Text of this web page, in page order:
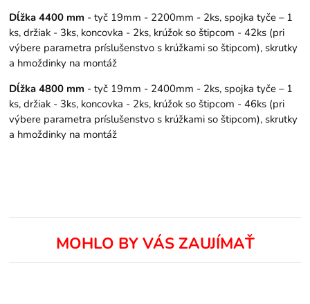
Dĺžka 4400 mm - tyč 19mm - 2200mm - 2ks, spojka tyče – 1
ks, držiak - 3ks, koncovka - 2ks, krúžok so štipcom - 42ks (pri
výbere parametra príslušenstvo s krúžkami so štipcom), skrutky
a hmoždinky na montáž
Dĺžka 4800 mm - tyč 19mm - 2400mm - 2ks, spojka tyče – 1
ks, držiak - 3ks, koncovka - 2ks, krúžok so štipcom - 46ks (pri
výbere parametra príslušenstvo s krúžkami so štipcom), skrutky
a hmoždinky na montáž
MOHLO BY VÁS ZAUJÍMAŤ